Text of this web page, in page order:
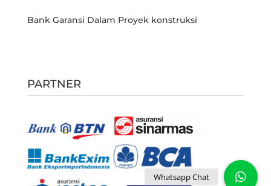
Bank Garansi Dalam Proyek konstruksi
PARTNER